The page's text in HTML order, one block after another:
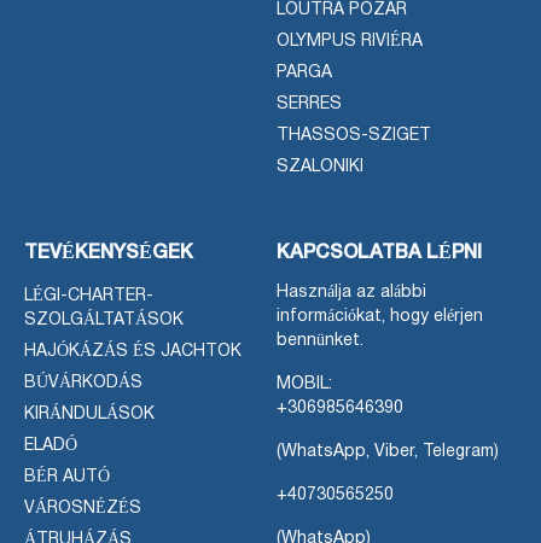
LOUTRA POZAR
OLYMPUS RIVIÉRA
PARGA
SERRES
THASSOS-SZIGET
SZALONIKI
TEVÉKENYSÉGEK
LÉGI-CHARTER-
SZOLGÁLTATÁSOK
HAJÓKÁZÁS ÉS JACHTOK
BÚVÁRKODÁS
KIRÁNDULÁSOK
ELADÓ
BÉR AUTÓ
VÁROSNÉZÉS
ÁTRUHÁZÁS
KAPCSOLATBA LÉPNI
Használja az alábbi
információkat, hogy elérjen
bennünket.
MOBIL:
+306985646390
(WhatsApp, Viber, Telegram)
+40730565250
(WhatsApp)